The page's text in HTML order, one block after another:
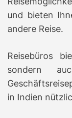
und bieten
andere Reise.
Reisebüros
sondern
in Indien